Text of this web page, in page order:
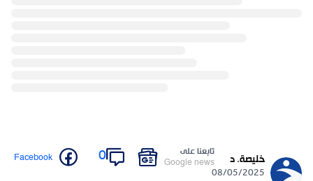
خليصة. د
08/05/2025
تابعنا على
Google news
0
Facebook